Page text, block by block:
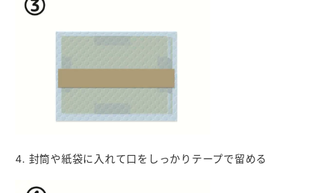
4. 封筒や紙袋に入れて口をしっかりテープで留める